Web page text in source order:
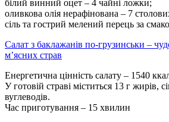
білий винний оцет – 4 чайні ложки;
оливкова олія нерафінована – 7
сіль та гострий мелений перець за
Салат з баклажанів по-грузинськи –
м’ясних страв
Енергетична цінність салату – 1540
У готовій страві міститься 13 г жирів,
вуглеводів.
Час приготування – 15 хвилин